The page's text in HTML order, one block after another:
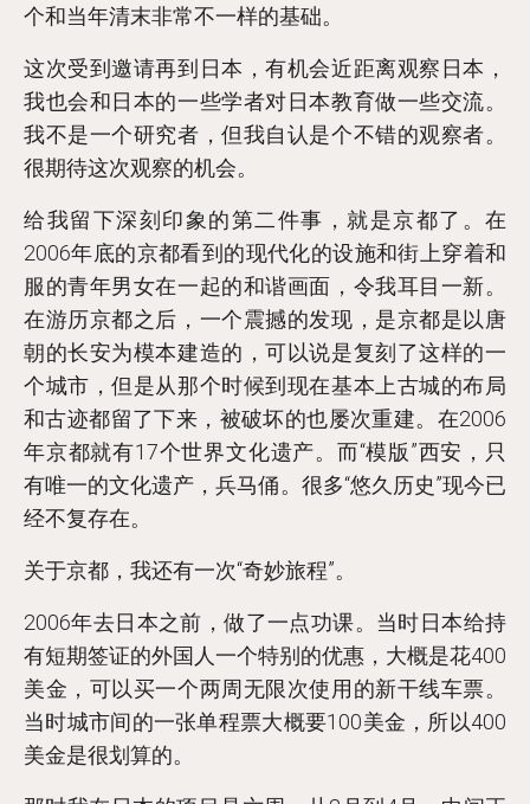
个和当年清末非常不一样的基础。
这次受到邀请再到日本，有机会近距离观察日本，
我也会和日本的一些学者对日本教育做一些交流。
我不是一个研究者，但我自认是个不错的观察者。
很期待这次观察的机会。
给我留下深刻印象的第二件事，就是京都了。在
2006年底的京都看到的现代化的设施和街上穿着和
服的青年男女在一起的和谐画面，令我耳目一新。
在游历京都之后，一个震撼的发现，是京都是以唐
朝的长安为模本建造的，可以说是复刻了这样的一
个城市，但是从那个时候到现在基本上古城的布局
和古迹都留了下来，被破坏的也屡次重建。在2006
年京都就有17个世界文化遗产。而“模版”西安，只
有唯一的文化遗产，兵马俑。很多“悠久历史”现今已
经不复存在。
关于京都，我还有一次“奇妙旅程”。
2006年去日本之前，做了一点功课。当时日本给持
有短期签证的外国人一个特别的优惠，大概是花400
美金，可以买一个两周无限次使用的新干线车票。
当时城市间的一张单程票大概要100美金，所以400
美金是很划算的。